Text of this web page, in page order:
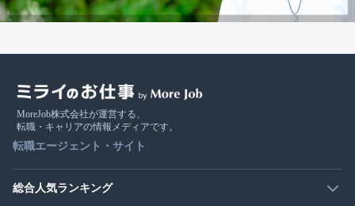
MoreJob株式会社が運営する、
転職・キャリアの情報メディアです。
転職エージェント・サイト
総合人気ランキング